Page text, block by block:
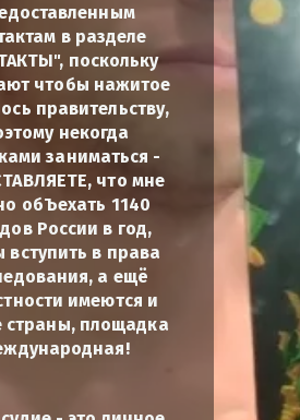
в разделе
поскольку
чтобы нажитое
правительству,
некогда
заниматься -
что мне
обЪехать 1140
России в год,
вступить в права
а ещё
имеются и
страны, площадка